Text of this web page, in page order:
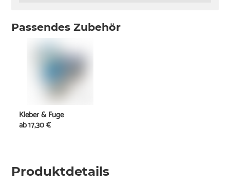
Produktdetails
Passendes Zubehör
Kleber & Fuge
ab17,30 €